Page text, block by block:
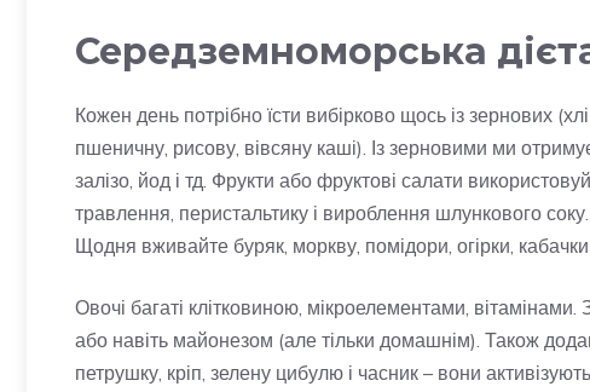
Середземноморська
Кожен день потрібно їсти вибірково щось із зернових
пшеничну, рисову, вівсяну каші). Із зерновими ми
залізо, йод і тд. Фрукти або фруктові салати
травлення, перистальтику і вироблення шлункового
Щодня вживайте буряк, моркву, помідори, огірки, кабачки
Овочі багаті клітковиною, мікроелементами,
або навіть майонезом (але тільки домашнім). Також
петрушку, кріп, зелену цибулю і часник – вони